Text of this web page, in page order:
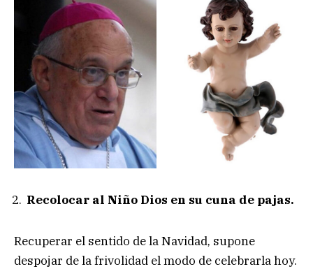
Recolocar al Niño Dios en su cuna de pajas.
Recuperar el sentido de la Navidad, supone
despojar de la frivolidad el modo de celebrarla hoy.